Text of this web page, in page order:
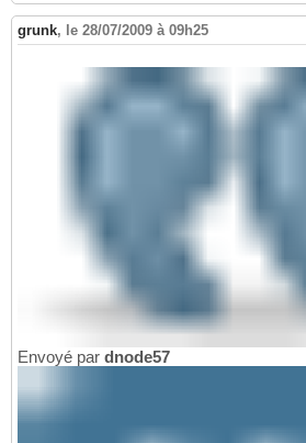
grunk, le 28/07/2009 à 09h25
Envoyé par dnode57